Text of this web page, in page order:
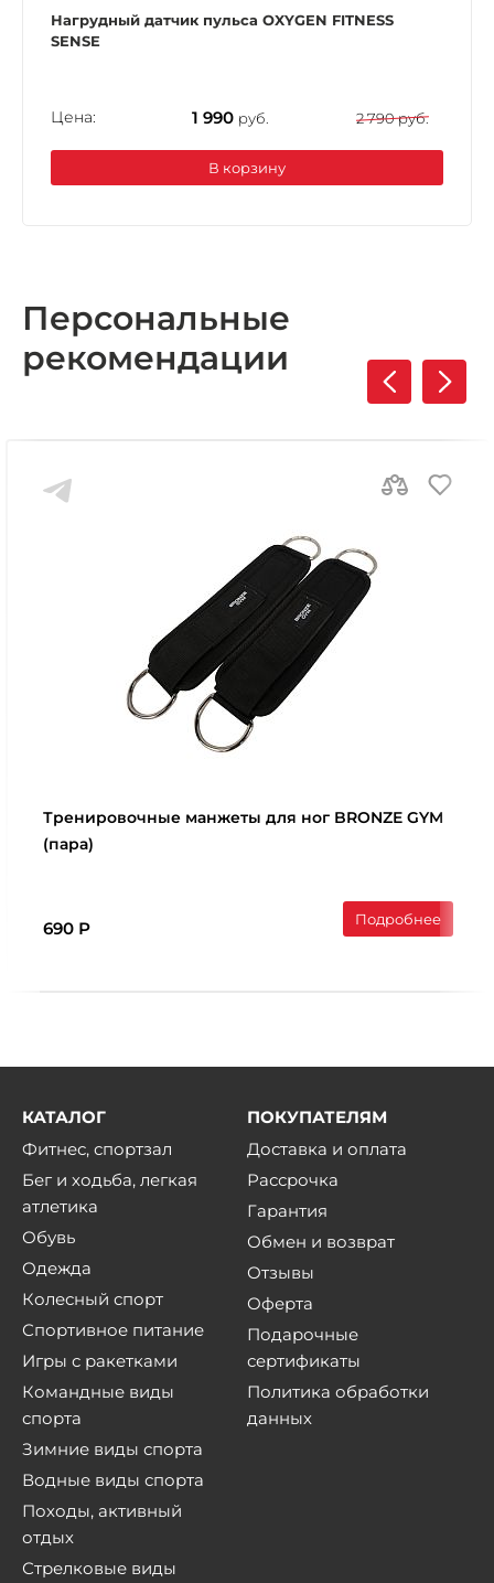
Нагрудный датчик пульса OXYGEN FITNESS
SENSE
Цена: 1 990 руб. 2 790 руб.
В корзину
Персональные
рекомендации
Тренировочные манжеты для ног BRONZE GYM
(пара)
690 Р Подробнее
КАТАЛОГ
Фитнес, спортзал
Бег и ходьба, легкая
атлетика
Обувь
Одежда
Колесный спорт
Спортивное питание
Игры с ракетками
Командные виды
спорта
Зимние виды спорта
Водные виды спорта
Походы, активный
отдых
Стрелковые виды
ПОКУПАТЕЛЯМ
Доставка и оплата
Рассрочка
Гарантия
Обмен и возврат
Отзывы
Оферта
Подарочные
сертификаты
Политика обработки
данных